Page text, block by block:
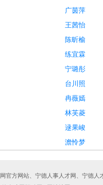
广茵萍
王茜怡
陈昕榆
练宜霖
宁璐彤
台川照
冉薇嫣
林芙菱
逯果峻
澹怜梦
官方网站、宁德人事人才网、宁德人